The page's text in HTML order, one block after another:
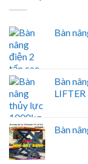
Bàn
Bàn
LIFTER
Bàn